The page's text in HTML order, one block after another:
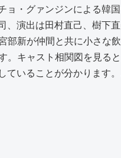
・グァンジンによる韓
、演出は田村直己、樹下
部新が仲間と共に小さな
。キャスト相関図を見る
いることが分かります